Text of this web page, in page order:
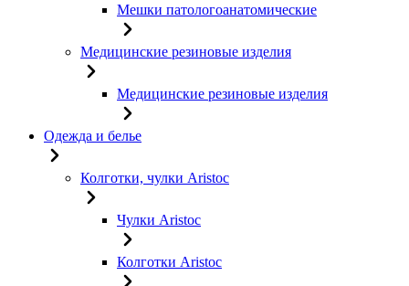
Мешки патологоанатомические
Медицинские резиновые изделия
Медицинские резиновые изделия
Одежда и белье
Колготки, чулки Aristoc
Чулки Aristoc
Колготки Aristoc